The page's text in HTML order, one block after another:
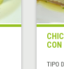
TIPO